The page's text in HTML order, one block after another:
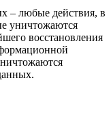
– любые действия, в
уничтожаются
восстановления